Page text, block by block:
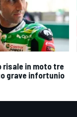
risale in moto tre
grave infortunio